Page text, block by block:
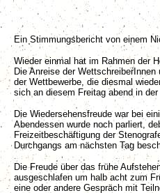
Ein Stimmungsbericht von einem
Wieder einmal hat im Rahmen der
Die Anreise der
der Wettbewerbe, die diesmal
sich an diesem Freitag abend in
Die Wiedersehensfreude war bei
Abendessen wurde noch parliert,
Freizeitbeschäftigung der
Durchgangs am nächsten Tag
Die Freude über das frühe
ausgeschlafen um halb acht zum
eine oder andere Gespräch mit